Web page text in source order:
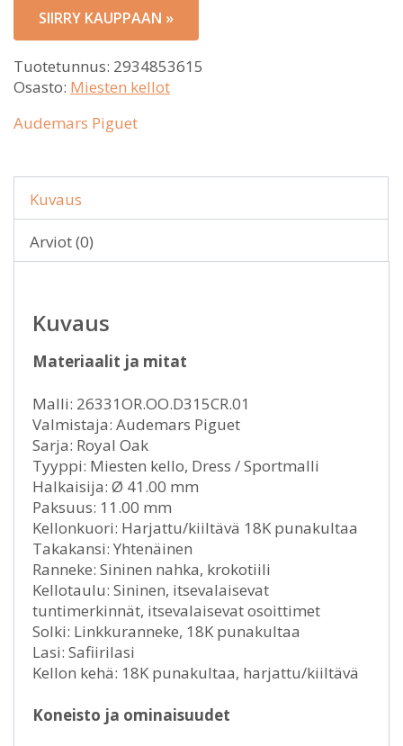
SIIRRY KAUPPAAN »
Tuotetunnus: 2934853615
Osasto: Miesten kellot
Audemars Piguet
Kuvaus
Arviot (0)
Kuvaus
Materiaalit ja mitat
Malli: 26331OR.OO.D315CR.01
Valmistaja: Audemars Piguet
Sarja: Royal Oak
Tyyppi: Miesten kello, Dress / Sportmalli
Halkaisija: Ø 41.00 mm
Paksuus: 11.00 mm
Kellonkuori: Harjattu/kiiltävä 18K punakultaa
Takakansi: Yhtenäinen
Ranneke: Sininen nahka, krokotiili
Kellotaulu: Sininen, itsevalaisevat
tuntimerkinnät, itsevalaisevat osoittimet
Solki: Linkkuranneke, 18K punakultaa
Lasi: Safiirilasi
Kellon kehä: 18K punakultaa, harjattu/kiiltävä
Koneisto ja ominaisuudet